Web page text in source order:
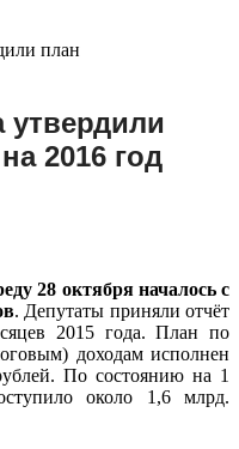
утвердили
2016 год
28 октября началось с
. Депутаты приняли отчёт
2015 года. План по
доходам исполнен
По состоянию на 1
около 1,6 млрд.